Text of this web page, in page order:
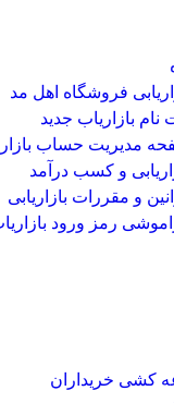
فروشگاه اهل مد
بازاریاب جدید
مدیریت حساب
و کسب درآمد
و مقررات بازاریابی
رمز ورود بازاریاب
خریداران